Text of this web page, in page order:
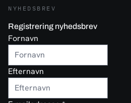
NYHEDSBREV
Registrering nyhedsbrev
Fornavn
Efternavn